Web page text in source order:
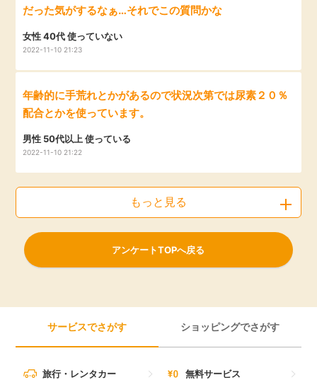
だった気がするなぁ…それでこの質問かな
女性 40代 使っていない
2022-11-10 21:23
年齢的に手荒れとかがあるので状況次第では尿素２０％
配合とかを使っています。
男性 50代以上 使っている
2022-11-10 21:22
もっと見る
アンケートTOPへ戻る
サービスでさがす ショッピングでさがす
旅行・レンタカー 無料サービス